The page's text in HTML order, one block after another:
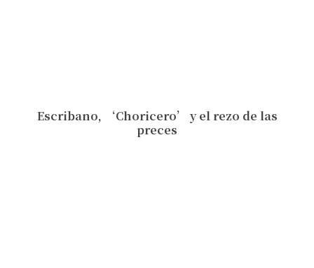
Escribano, ‘Choricero’ y el rezo de las
preces